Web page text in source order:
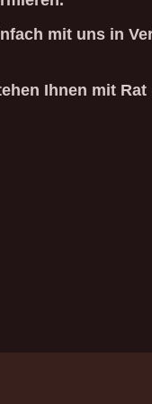
mit uns in
Ihnen mit Rat